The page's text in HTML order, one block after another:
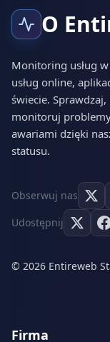
O
Monitoring usług
usług online,
świecie.
monitoruj
awariami dzięki
statusu.
Obserwuj nas
Udostępnij
© 2026 Entireweb
Firma